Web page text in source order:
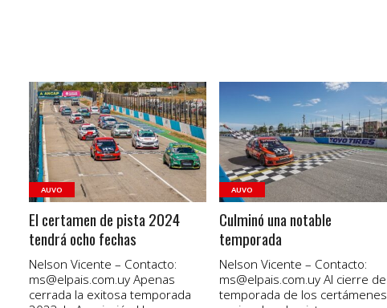
VER NOTA
AUVO
El certamen de pista 2024
tendrá ocho fechas
Nelson Vicente – Contacto:
ms@elpais.com.uy Apenas
cerrada la exitosa temporada
VER NOTA
AUVO
Culminó una notable
temporada
Nelson Vicente – Contacto:
ms@elpais.com.uyAl cierre de
temporada de los certámenes